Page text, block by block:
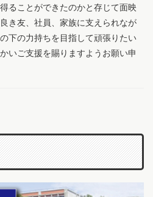
ることができたのかと存じて面映
き友、社員、家族に支えられなが
下の力持ちを目指して頑張りたい
いご支援を賜りますようお願い申